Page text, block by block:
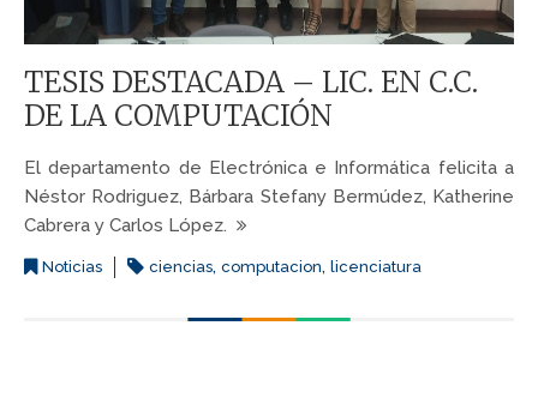
TESIS DESTACADA – LIC. EN C.C.
DE LA COMPUTACIÓN
El departamento de Electrónica e Informática felicita a
Néstor Rodriguez, Bárbara Stefany Bermúdez, Katherine
Cabrera y Carlos López.
Noticias ciencias, computacion, licenciatura